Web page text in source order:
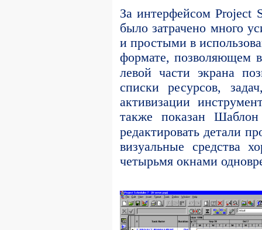
За интерфейсом Project
было затрачено много
и простыми в
формате, позволяющем
левой части экрана
списки ресурсов,
активизации
также показан
редактировать детали
визуальные средства
четырьмя окнами